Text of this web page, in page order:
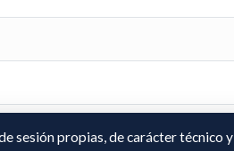
sesión propias, de carácter técnico y